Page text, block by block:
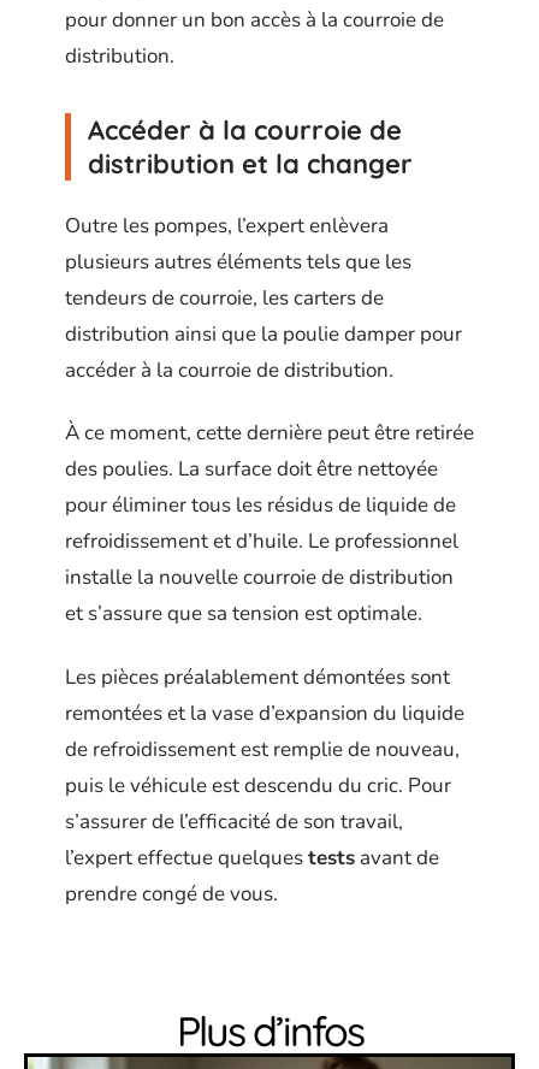
pour donner un bon accès à la courroie de
distribution.
Accéder à la courroie de
distribution et la changer
Outre les pompes, l’expert enlèvera
plusieurs autres éléments tels que les
tendeurs de courroie, les carters de
distribution ainsi que la poulie damper pour
accéder à la courroie de distribution.
À ce moment, cette dernière peut être retirée
des poulies. La surface doit être nettoyée
pour éliminer tous les résidus de liquide de
refroidissement et d’huile. Le professionnel
installe la nouvelle courroie de distribution
et s’assure que sa tension est optimale.
Les pièces préalablement démontées sont
remontées et la vase d’expansion du liquide
de refroidissement est remplie de nouveau,
puis le véhicule est descendu du cric. Pour
s’assurer de l’efficacité de son travail,
l’expert effectue quelquestests avant de
prendre congé de vous.
Plus d’infos